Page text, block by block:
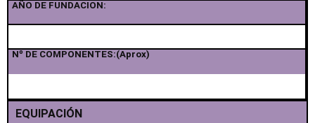
AÑO DE FUNDACION:
Nº DE COMPONENTES:(Aprox)
EQUIPACIÓN